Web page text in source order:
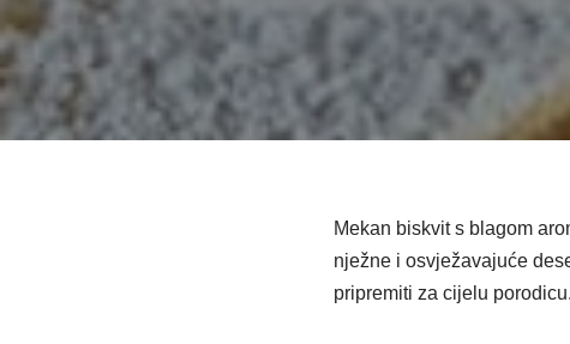
Mekan biskvit s blagom
nježne i osvježavajuće
pripremiti za cijelu porodicu.